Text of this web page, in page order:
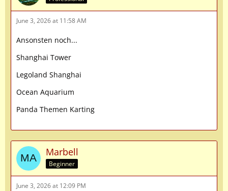
June 3, 2026 at 11:58 AM
Ansonsten noch...
Shanghai Tower
Legoland Shanghai
Ocean Aquarium
Panda Themen Karting
Marbell
Beginner
June 3, 2026 at 12:09 PM